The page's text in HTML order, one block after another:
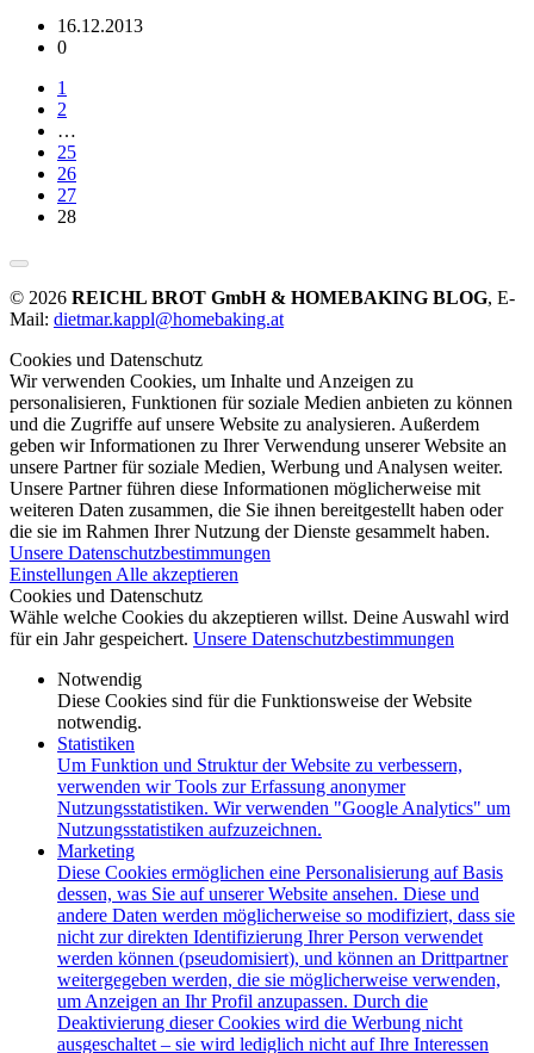
16.12.2013
0
1
2
…
25
26
27
28
© 2026 REICHL BROT GmbH & HOMEBAKING BLOG, E-
Mail: dietmar.kappl@homebaking.at
Cookies und Datenschutz
Wir verwenden Cookies, um Inhalte und Anzeigen zu
personalisieren, Funktionen für soziale Medien anbieten zu können
und die Zugriffe auf unsere Website zu analysieren. Außerdem
geben wir Informationen zu Ihrer Verwendung unserer Website an
unsere Partner für soziale Medien, Werbung und Analysen weiter.
Unsere Partner führen diese Informationen möglicherweise mit
weiteren Daten zusammen, die Sie ihnen bereitgestellt haben oder
die sie im Rahmen Ihrer Nutzung der Dienste gesammelt haben.
Unsere Datenschutzbestimmungen
Einstellungen Alle akzeptieren
Cookies und Datenschutz
Wähle welche Cookies du akzeptieren willst. Deine Auswahl wird
für ein Jahr gespeichert. Unsere Datenschutzbestimmungen
Notwendig
Diese Cookies sind für die Funktionsweise der Website
notwendig.
Statistiken
Um Funktion und Struktur der Website zu verbessern,
verwenden wir Tools zur Erfassung anonymer
Nutzungsstatistiken. Wir verwenden "Google Analytics" um
Nutzungsstatistiken aufzuzeichnen.
Marketing
Diese Cookies ermöglichen eine Personalisierung auf Basis
dessen, was Sie auf unserer Website ansehen. Diese und
andere Daten werden möglicherweise so modifiziert, dass sie
nicht zur direkten Identifizierung Ihrer Person verwendet
werden können (pseudomisiert), und können an Drittpartner
weitergegeben werden, die sie möglicherweise verwenden,
um Anzeigen an Ihr Profil anzupassen. Durch die
Deaktivierung dieser Cookies wird die Werbung nicht
ausgeschaltet – sie wird lediglich nicht auf Ihre Interessen